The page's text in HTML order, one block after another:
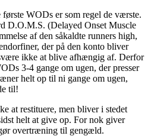
WODs er som regel de værste.
D.O.M.S. (Delayed Onset Muscle
af den såkaldte runners high,
der på den konto bliver
ikke at blive afhængig af. Derfor
3-4 gange om ugen, der presser
helt op til ni gange om ugen,
til!
at restituere, men bliver i stedet
helt at give op. For nok giver
overtræning til gengæld.